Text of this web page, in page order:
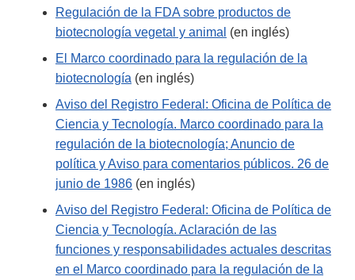
Regulación de la FDA sobre productos de
biotecnología vegetal y animal (en inglés)
El Marco coordinado para la regulación de la
biotecnología (en inglés)
Aviso del Registro Federal: Oficina de Política de
Ciencia y Tecnología. Marco coordinado para la
regulación de la biotecnología; Anuncio de
política y Aviso para comentarios públicos. 26 de
junio de 1986 (en inglés)
Aviso del Registro Federal: Oficina de Política de
Ciencia y Tecnología. Aclaración de las
funciones y responsabilidades actuales descritas
en el Marco coordinado para la regulación de la